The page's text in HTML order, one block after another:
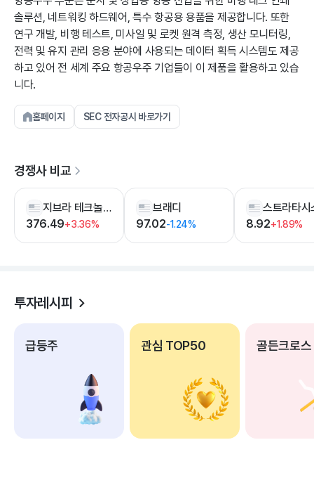
솔루션, 네트워킹 하드웨어, 특수 항공용 용품을 제공합니다. 또한
연구 개발, 비행 테스트, 미사일 및 로켓 원격 측정, 생산 모니터링,
전력 및 유지 관리 응용 분야에 사용되는 데이터 획득 시스템도 제공
하고 있어 전 세계 주요 항공우주 기업들이 이 제품을 활용하고 있습
니다.
홈페이지 SEC 전자공시 바로가기
경쟁사 비교
지브라 테크놀러지스
376.49+3.36%
브래디
97.02-1.24%
스트라타시
8.92+1.89%
투자레시피
급등주 관심 TOP50 골든크로스